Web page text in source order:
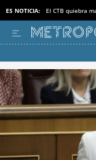
ES NOTICIA: El CTB quiebra